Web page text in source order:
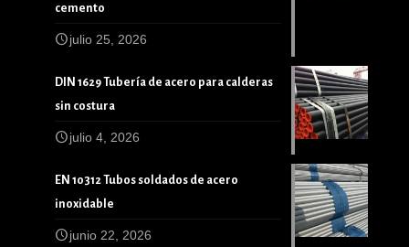
cemento
julio 25, 2026
DIN 1629 Tubería de acero para calderas
sin costura
julio 4, 2026
EN 10312 Tubos soldados de acero
inoxidable
junio 22, 2026